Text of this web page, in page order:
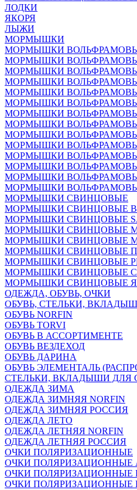
ЛОДКИ
ЯКОРЯ
ЛЫЖИ
МОРМЫШКИ
МОРМЫШКИ
МОРМЫШКИ
МОРМЫШКИ ВОЛЬФРАМОВЫЕ
МОРМЫШКИ ВОЛЬФРАМОВЫЕ
МОРМЫШКИ
МОРМЫШКИ
МОРМЫШКИ
МОРМЫШКИ
МОРМЫШКИ
МОРМЫШКИ
МОРМЫШКИ
МОРМЫШКИ
МОРМЫШКИ
МОРМЫШКИ
МОРМЫШКИ СВИНЦОВЫЕ
МОРМЫШКИ СВИНЦОВЫЕ В
МОРМЫШКИ СВИНЦОВЫЕ
МОРМЫШКИ СВИНЦОВЫЕ
МОРМЫШКИ СВИНЦОВЫЕ
МОРМЫШКИ СВИНЦОВЫЕ
МОРМЫШКИ СВИНЦОВЫЕ
МОРМЫШКИ СВИНЦОВЫЕ С
МОРМЫШКИ СВИНЦОВЫЕ
ОДЕЖДА, ОБУВЬ, ОЧКИ
ОБУВЬ, СТЕЛЬКИ,
ОБУВЬ NORFIN
ОБУВЬ TORVI
ОБУВЬ В АССОРТИМЕНТЕ
ОБУВЬ ВЕЗДЕХОД
ОБУВЬ ДАРИНА
ОБУВЬ ЭЛЕМЕНТАЛЬ
СТЕЛЬКИ, ВКЛАДЫШИ ДЛЯ
ОДЕЖДА ЗИМА
ОДЕЖДА ЗИМНЯЯ NORFIN
ОДЕЖДА ЗИМНЯЯ РОССИЯ
ОДЕЖДА ЛЕТО
ОДЕЖДА ЛЕТНЯЯ NORFIN
ОДЕЖДА ЛЕТНЯЯ РОССИЯ
ОЧКИ ПОЛЯРИЗАЦИОННЫЕ
ОЧКИ ПОЛЯРИЗАЦИОННЫЕ
ОЧКИ ПОЛЯРИЗАЦИОННЫЕ
ОЧКИ ПОЛЯРИЗАЦИОННЫЕ